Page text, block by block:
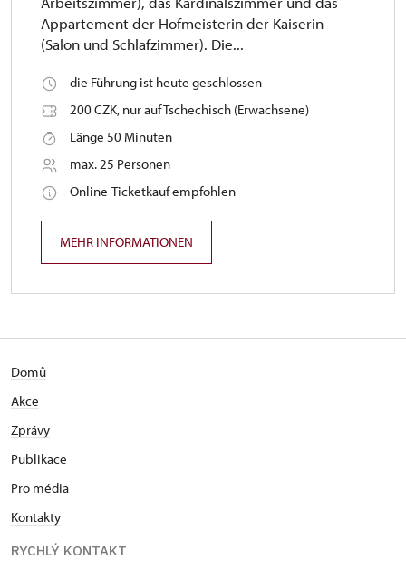
Appartement der Hofmeisterin der Kaiserin
(Salon und Schlafzimmer). Die...
die Führung ist heute geschlossen
200 CZK, nur auf Tschechisch (Erwachsene)
Länge 50 Minuten
max. 25 Personen
Online-Ticketkauf empfohlen
MEHR INFORMATIONEN
Domů
Akce
Zprávy
Publikace
Pro média
Kontakty
RYCHLÝ KONTAKT